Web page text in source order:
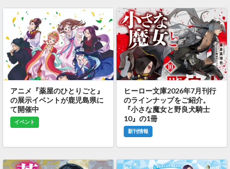
アニメ『薬屋のひとりごと』
の展示イベントが鹿児島県に
て開催中
イベント
ヒーロー文庫2026年7月刊行
のラインナップをご紹介。
『小さな魔女と野良犬騎士
10』の1冊
新刊情報